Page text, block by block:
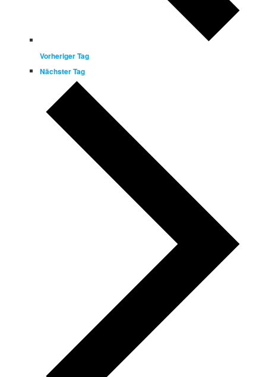
Vorheriger Tag
Nächster Tag